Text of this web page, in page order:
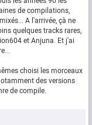
de compilations,
A l'arrivée, çà ne
quelques tracks rares,
et Anjuna. Et j'ai
choisi les morceaux
des versions
de compile.